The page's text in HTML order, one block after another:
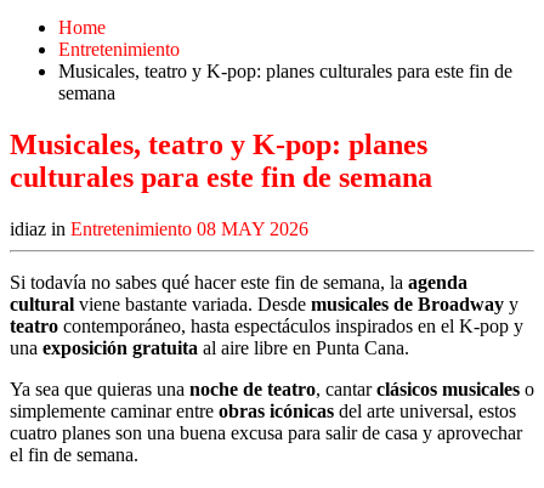
Home
Entretenimiento
Musicales, teatro y K-pop: planes culturales para este fin de
semana
Musicales, teatro y K-pop: planes
culturales para este fin de semana
idiaz in Entretenimiento 08 MAY 2026
Si todavía no sabes qué hacer este fin de semana, la agenda
cultural viene bastante variada. Desde musicales de Broadway y
teatro contemporáneo, hasta espectáculos inspirados en el K-pop y
una exposición gratuita al aire libre en Punta Cana.
Ya sea que quieras una noche de teatro, cantarclásicos musicales o
simplemente caminar entre obras icónicas del arte universal, estos
cuatro planes son una buena excusa para salir de casa y aprovechar
el fin de semana.